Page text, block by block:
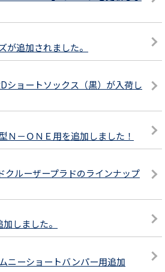
が追加されました。
ショートソックス（黒）が入荷し
Ｎ－ＯＮＥ用を追加しました！
クルーザープラドのラインナップ
しました。
ニーショートバンパー用追加